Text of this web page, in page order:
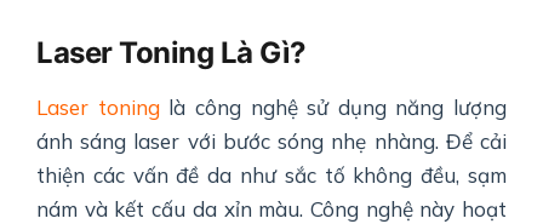
Laser Toning Là Gì?
Laser toninglà công nghệ sử dụng năng lượng
ánh sáng laser với bước sóng nhẹ nhàng. Để cải
thiện các vấn đề da như sắc tố không đều, sạm
nám và kết cấu da xỉn màu. Công nghệ này hoạt